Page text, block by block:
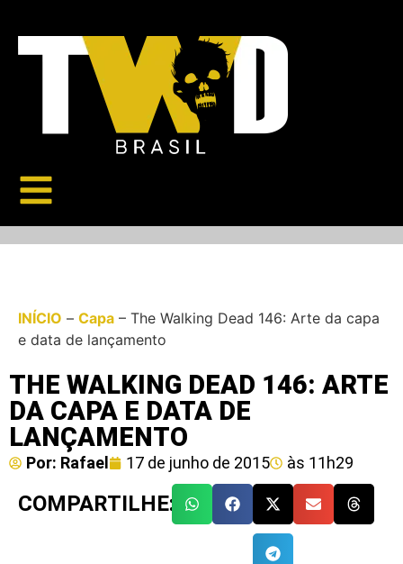
INÍCIO – Capa – The Walking Dead 146: Arte da capa
e data de lançamento
THE WALKING DEAD 146: ARTE
DA CAPA E DATA DE
LANÇAMENTO
Por: Rafael 17 de junho de 2015 às 11h29
COMPARTILHE: